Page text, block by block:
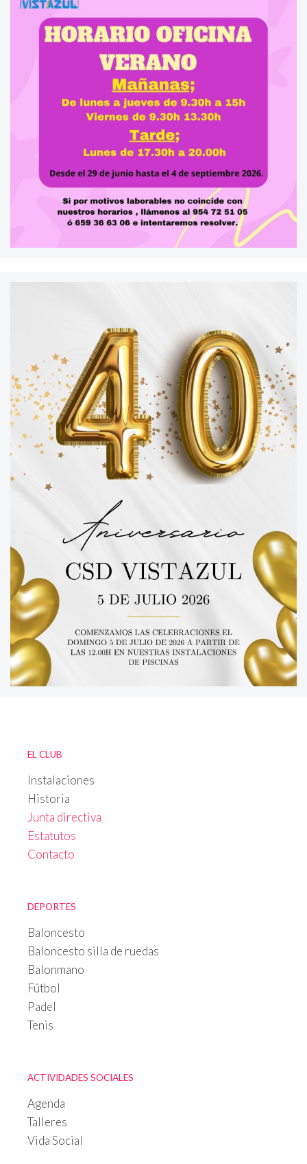
EL CLUB
Instalaciones
Historia
Junta directiva
Estatutos
Contacto
DEPORTES
Baloncesto
Baloncesto silla de ruedas
Balonmano
Fútbol
Padel
Tenis
ACTIVIDADES SOCIALES
Agenda
Talleres
Vida Social